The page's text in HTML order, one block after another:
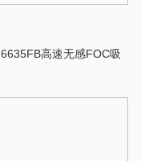
高速无感FOC吸